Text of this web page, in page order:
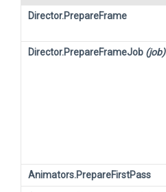
Director.PrepareFrame
Director.PrepareFrameJob (job)
Animators.PrepareFirstPass